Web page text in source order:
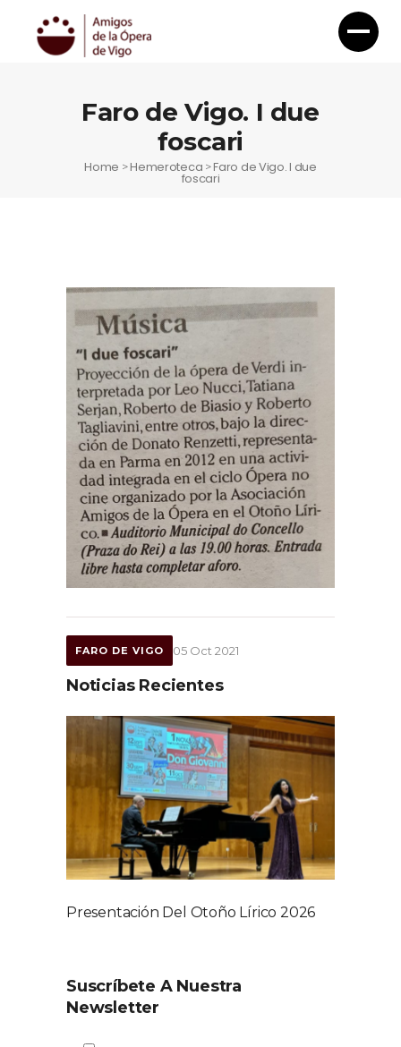
Faro de Vigo. I due
foscari
Home >Hemeroteca >Faro de Vigo. I due
foscari
FARO DE VIGO 05 Oct 2021
Noticias Recientes
Presentación Del Otoño Lírico 2026
Suscríbete A Nuestra
Newsletter